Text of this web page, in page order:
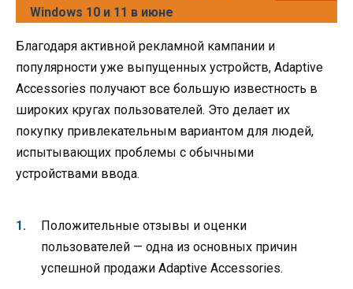
Windows 10 и 11 в июне
Благодаря активной рекламной кампании и
популярности уже выпущенных устройств, Adaptive
Accessories получают все большую известность в
широких кругах пользователей. Это делает их
покупку привлекательным вариантом для людей,
испытывающих проблемы с обычными
устройствами ввода.
Положительные отзывы и оценки
пользователей — одна из основных причин
успешной продажи Adaptive Accessories.